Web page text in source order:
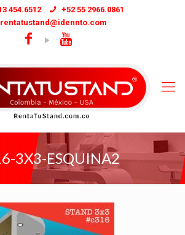
454.6512
+52 55 2966.0861
rentatustand@idennto.com
3X3-ESQUINA2